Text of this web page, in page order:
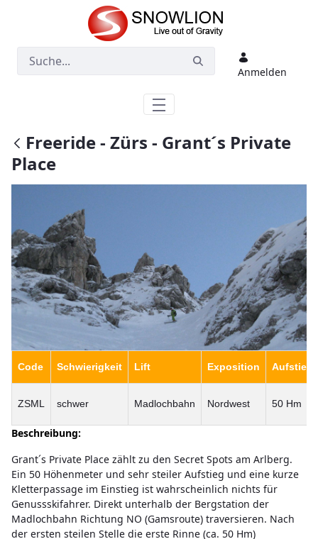
Zum Hauptinhalt springen
Anmelden
Freeride - Zürs - Grant´s Private
Place
Code Schwierigkeit Lift Exposition Aufstieg
ZSML schwer Madlochbahn Nordwest 50 Hm
Beschreibung:
Grant´s Private Place zählt zu den Secret Spots am Arlberg.
Ein 50 Höhenmeter und sehr steiler Aufstieg und eine kurze
Kletterpassage im Einstieg ist wahrscheinlich nichts für
Genussskifahrer. Direkt unterhalb der Bergstation der
Madlochbahn Richtung NO (Gamsroute) traversieren. Nach
der ersten steilen Stelle die erste Rinne (ca. 50 Hm)